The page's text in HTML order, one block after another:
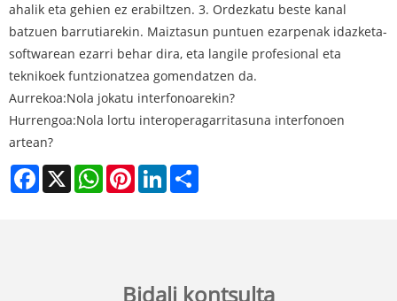
ahalik eta gehien ez erabiltzen. 3. Ordezkatu beste kanal
batzuen barrutiarekin. Maiztasun puntuen ezarpenak idazketa-
softwarean ezarri behar dira, eta langile profesional eta
teknikoek funtzionatzea gomendatzen da.
Aurrekoa:Nola jokatu interfonoarekin?
Hurrengoa:Nola lortu interoperagarritasuna interfonoen
artean?
Facebook
X WhatsAppPinterestLinkedIn
Bidali kontsulta